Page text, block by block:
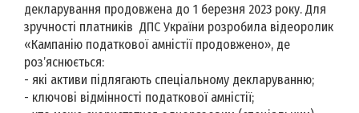
декларування продовжена до 1 березня 2023 року. Для
зручності платників ДПС України розробила відеоролик
«Кампанію податкової амністії продовжено», де
розʼяснюється:
- які активи підлягають спеціальному декларуванню;
- ключові відмінності податкової амністії;